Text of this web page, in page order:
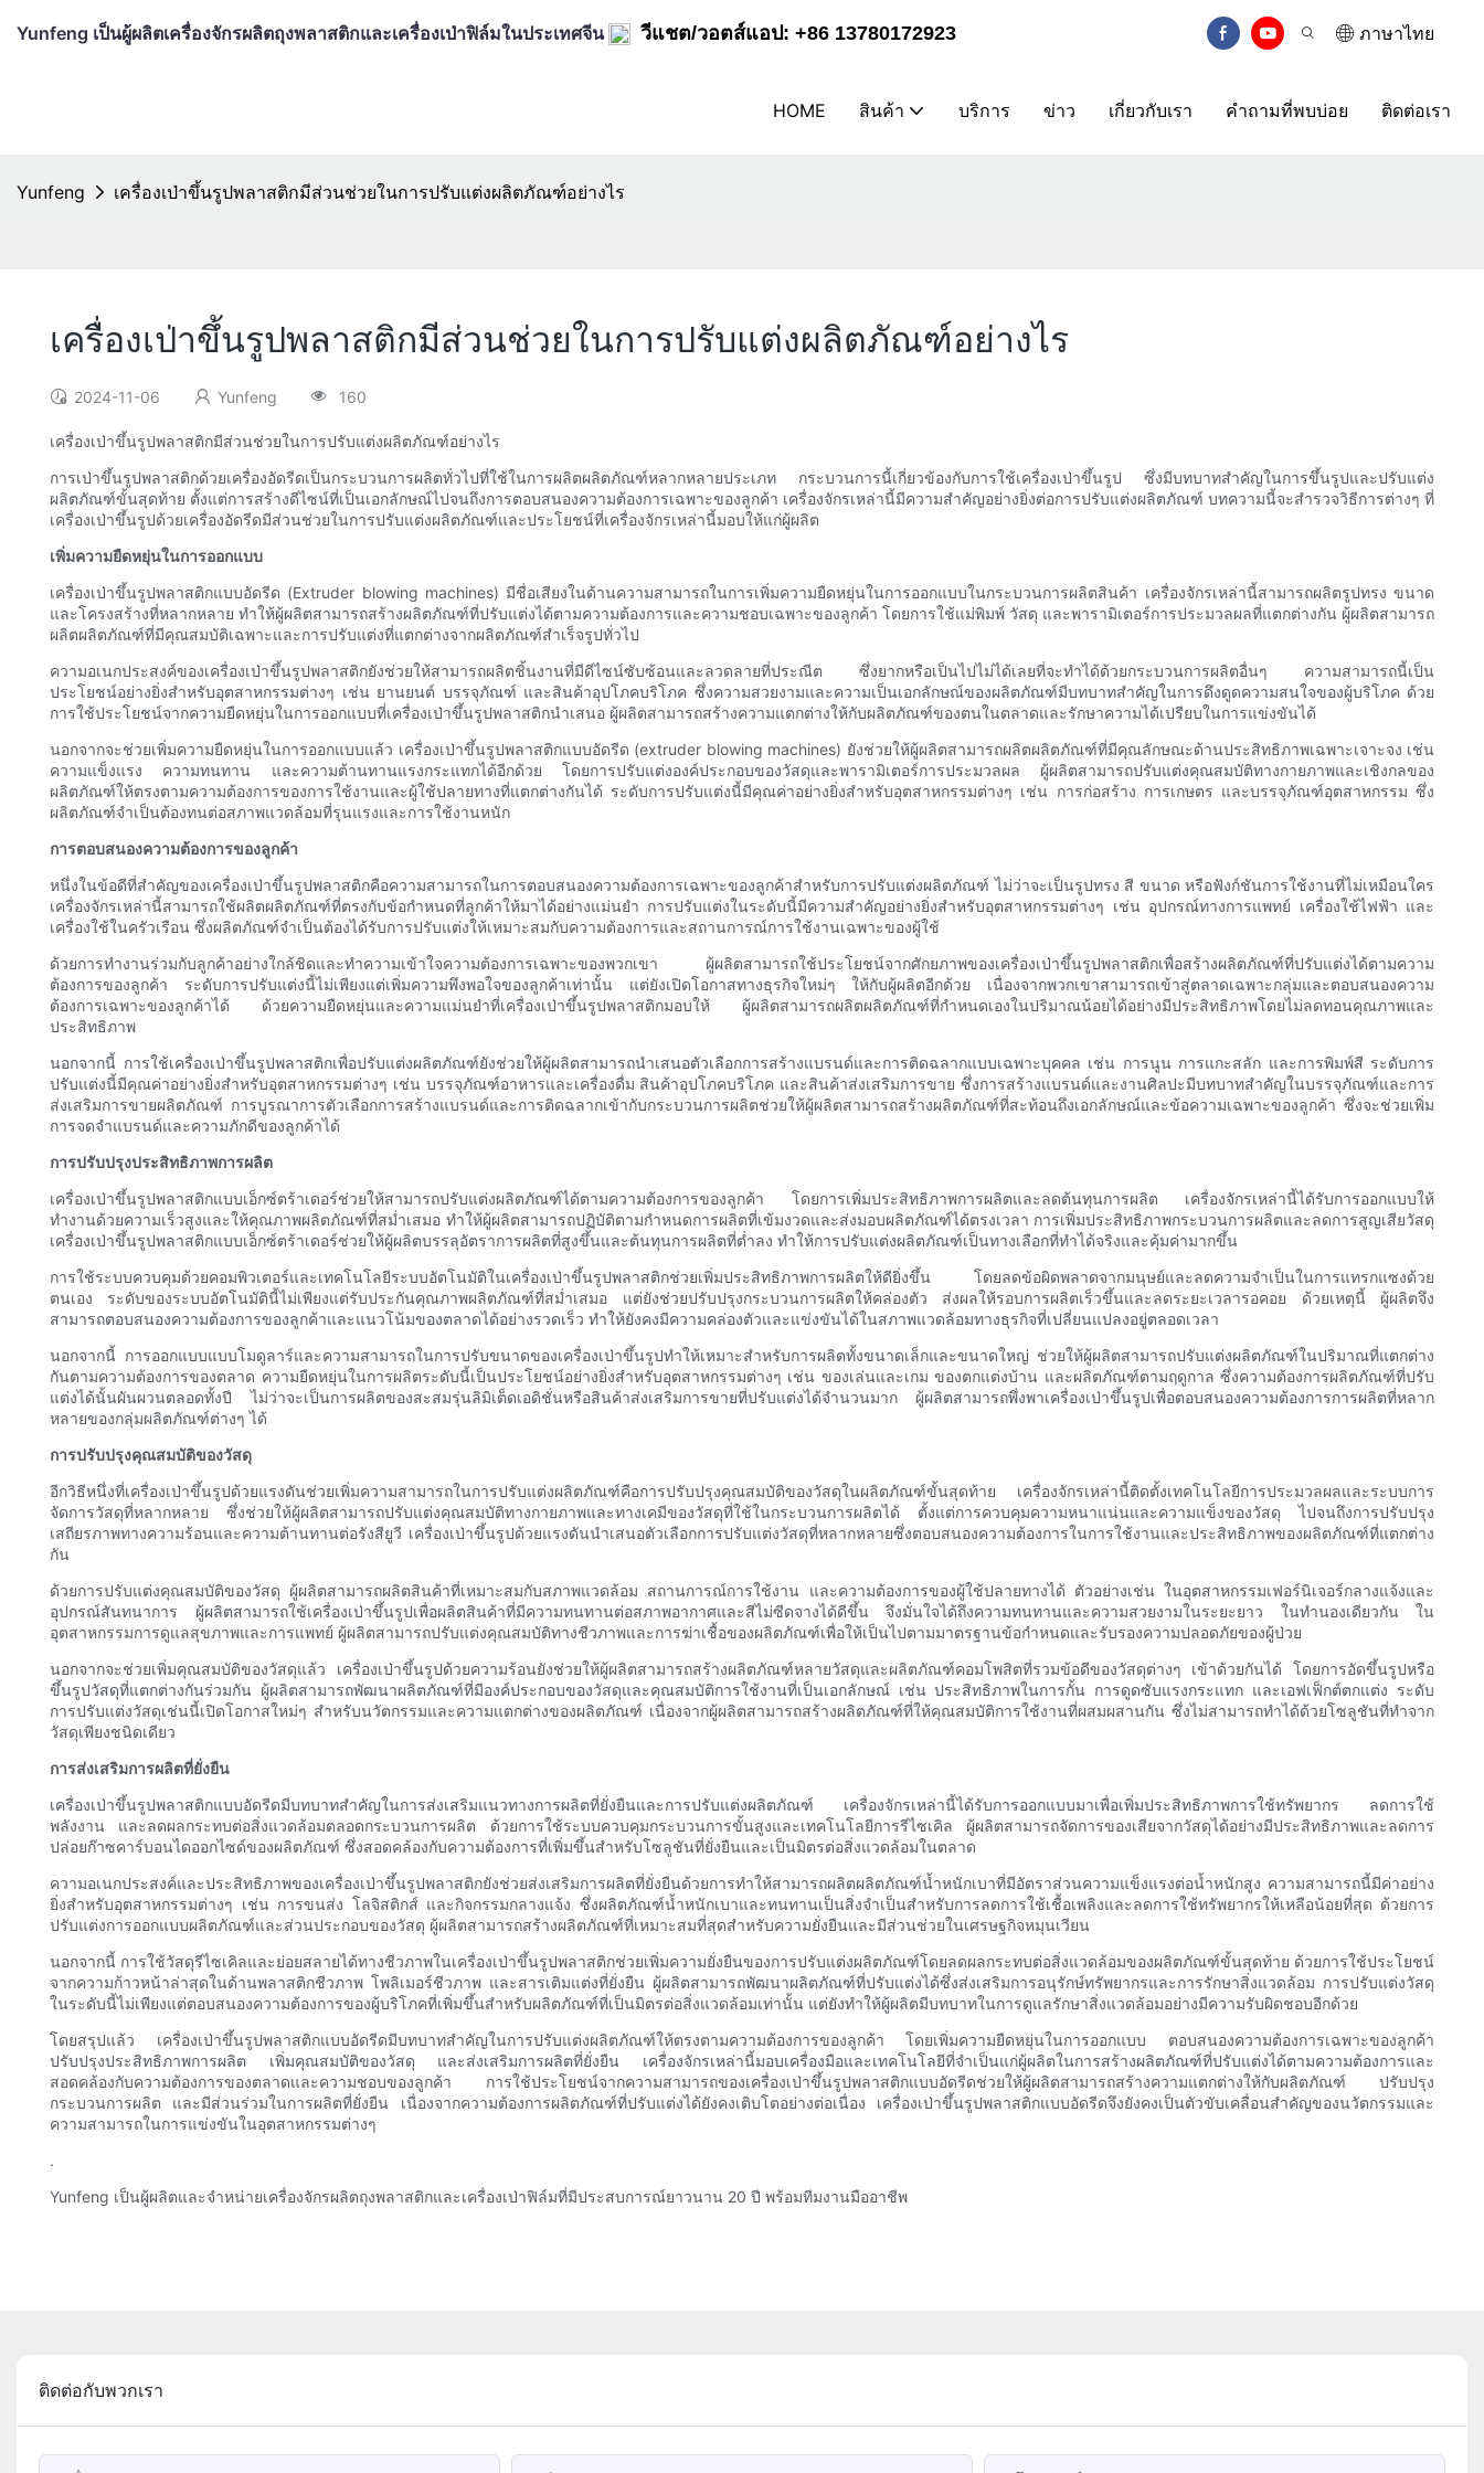
Yunfeng เป็นผู้ผลิตเครื่องจักรผลิตถุงพลาสติกและเครื่องเป่าฟิล์มในประเทศจีน วีแชต/วอตส์แอป: +86 13780172923 ภาษาไทย
HOME สินค้า บริการ ข่าว เกี่ยวกับเรา คำถามที่พบบ่อย ติดต่อเรา
Yunfeng เครื่องเป่าขึ้นรูปพลาสติกมีส่วนช่วยในการปรับแต่งผลิตภัณฑ์อย่างไร
เครื่องเป่าขึ้นรูปพลาสติกมีส่วนช่วยในการปรับแต่งผลิตภัณฑ์อย่างไร
2024-11-06 Yunfeng 160
เครื่องเป่าขึ้นรูปพลาสติกมีส่วนช่วยในการปรับแต่งผลิตภัณฑ์อย่างไร
การเป่าขึ้นรูปพลาสติกด้วยเครื่องอัดรีดเป็นกระบวนการผลิตทั่วไปที่ใช้ในการผลิตผลิตภัณฑ์หลากหลายประเภท กระบวนการนี้เกี่ยวข้องกับการใช้เครื่องเป่าขึ้นรูป ซึ่งมีบทบาทสำคัญในการขึ้นรูปและปรับแต่ง
ผลิตภัณฑ์ขั้นสุดท้าย ตั้งแต่การสร้างดีไซน์ที่เป็นเอกลักษณ์ไปจนถึงการตอบสนองความต้องการเฉพาะของลูกค้า เครื่องจักรเหล่านี้มีความสำคัญอย่างยิ่งต่อการปรับแต่งผลิตภัณฑ์ บทความนี้จะสำรวจวิธีการต่างๆ ที่
เครื่องเป่าขึ้นรูปด้วยเครื่องอัดรีดมีส่วนช่วยในการปรับแต่งผลิตภัณฑ์และประโยชน์ที่เครื่องจักรเหล่านี้มอบให้แก่ผู้ผลิต
เพิ่มความยืดหยุ่นในการออกแบบ
เครื่องเป่าขึ้นรูปพลาสติกแบบอัดรีด (Extruder blowing machines) มีชื่อเสียงในด้านความสามารถในการเพิ่มความยืดหยุ่นในการออกแบบในกระบวนการผลิตสินค้า เครื่องจักรเหล่านี้สามารถผลิตรูปทรง ขนาด
และโครงสร้างที่หลากหลาย ทำให้ผู้ผลิตสามารถสร้างผลิตภัณฑ์ที่ปรับแต่งได้ตามความต้องการและความชอบเฉพาะของลูกค้า โดยการใช้แม่พิมพ์ วัสดุ และพารามิเตอร์การประมวลผลที่แตกต่างกัน ผู้ผลิตสามารถ
ผลิตผลิตภัณฑ์ที่มีคุณสมบัติเฉพาะและการปรับแต่งที่แตกต่างจากผลิตภัณฑ์สำเร็จรูปทั่วไป
ความอเนกประสงค์ของเครื่องเป่าขึ้นรูปพลาสติกยังช่วยให้สามารถผลิตชิ้นงานที่มีดีไซน์ซับซ้อนและลวดลายที่ประณีต ซึ่งยากหรือเป็นไปไม่ได้เลยที่จะทำได้ด้วยกระบวนการผลิตอื่นๆ ความสามารถนี้เป็น
ประโยชน์อย่างยิ่งสำหรับอุตสาหกรรมต่างๆ เช่น ยานยนต์ บรรจุภัณฑ์ และสินค้าอุปโภคบริโภค ซึ่งความสวยงามและความเป็นเอกลักษณ์ของผลิตภัณฑ์มีบทบาทสำคัญในการดึงดูดความสนใจของผู้บริโภค ด้วย
การใช้ประโยชน์จากความยืดหยุ่นในการออกแบบที่เครื่องเป่าขึ้นรูปพลาสติกนำเสนอ ผู้ผลิตสามารถสร้างความแตกต่างให้กับผลิตภัณฑ์ของตนในตลาดและรักษาความได้เปรียบในการแข่งขันได้
นอกจากจะช่วยเพิ่มความยืดหยุ่นในการออกแบบแล้ว เครื่องเป่าขึ้นรูปพลาสติกแบบอัดรีด (extruder blowing machines) ยังช่วยให้ผู้ผลิตสามารถผลิตผลิตภัณฑ์ที่มีคุณลักษณะด้านประสิทธิภาพเฉพาะเจาะจง เช่น
ความแข็งแรง ความทนทาน และความต้านทานแรงกระแทกได้อีกด้วย โดยการปรับแต่งองค์ประกอบของวัสดุและพารามิเตอร์การประมวลผล ผู้ผลิตสามารถปรับแต่งคุณสมบัติทางกายภาพและเชิงกลของ
ผลิตภัณฑ์ให้ตรงตามความต้องการของการใช้งานและผู้ใช้ปลายทางที่แตกต่างกันได้ ระดับการปรับแต่งนี้มีคุณค่าอย่างยิ่งสำหรับอุตสาหกรรมต่างๆ เช่น การก่อสร้าง การเกษตร และบรรจุภัณฑ์อุตสาหกรรม ซึ่ง
ผลิตภัณฑ์จำเป็นต้องทนต่อสภาพแวดล้อมที่รุนแรงและการใช้งานหนัก
การตอบสนองความต้องการของลูกค้า
หนึ่งในข้อดีที่สำคัญของเครื่องเป่าขึ้นรูปพลาสติกคือความสามารถในการตอบสนองความต้องการเฉพาะของลูกค้าสำหรับการปรับแต่งผลิตภัณฑ์ ไม่ว่าจะเป็นรูปทรง สี ขนาด หรือฟังก์ชันการใช้งานที่ไม่เหมือนใคร
เครื่องจักรเหล่านี้สามารถใช้ผลิตผลิตภัณฑ์ที่ตรงกับข้อกำหนดที่ลูกค้าให้มาได้อย่างแม่นยำ การปรับแต่งในระดับนี้มีความสำคัญอย่างยิ่งสำหรับอุตสาหกรรมต่างๆ เช่น อุปกรณ์ทางการแพทย์ เครื่องใช้ไฟฟ้า และ
เครื่องใช้ในครัวเรือน ซึ่งผลิตภัณฑ์จำเป็นต้องได้รับการปรับแต่งให้เหมาะสมกับความต้องการและสถานการณ์การใช้งานเฉพาะของผู้ใช้
ด้วยการทำงานร่วมกับลูกค้าอย่างใกล้ชิดและทำความเข้าใจความต้องการเฉพาะของพวกเขา ผู้ผลิตสามารถใช้ประโยชน์จากศักยภาพของเครื่องเป่าขึ้นรูปพลาสติกเพื่อสร้างผลิตภัณฑ์ที่ปรับแต่งได้ตามความ
ต้องการของลูกค้า ระดับการปรับแต่งนี้ไม่เพียงแต่เพิ่มความพึงพอใจของลูกค้าเท่านั้น แต่ยังเปิดโอกาสทางธุรกิจใหม่ๆ ให้กับผู้ผลิตอีกด้วย เนื่องจากพวกเขาสามารถเข้าสู่ตลาดเฉพาะกลุ่มและตอบสนองความ
ต้องการเฉพาะของลูกค้าได้ ด้วยความยืดหยุ่นและความแม่นยำที่เครื่องเป่าขึ้นรูปพลาสติกมอบให้ ผู้ผลิตสามารถผลิตผลิตภัณฑ์ที่กำหนดเองในปริมาณน้อยได้อย่างมีประสิทธิภาพโดยไม่ลดทอนคุณภาพและ
ประสิทธิภาพ
นอกจากนี้ การใช้เครื่องเป่าขึ้นรูปพลาสติกเพื่อปรับแต่งผลิตภัณฑ์ยังช่วยให้ผู้ผลิตสามารถนำเสนอตัวเลือกการสร้างแบรนด์และการติดฉลากแบบเฉพาะบุคคล เช่น การนูน การแกะสลัก และการพิมพ์สี ระดับการ
ปรับแต่งนี้มีคุณค่าอย่างยิ่งสำหรับอุตสาหกรรมต่างๆ เช่น บรรจุภัณฑ์อาหารและเครื่องดื่ม สินค้าอุปโภคบริโภค และสินค้าส่งเสริมการขาย ซึ่งการสร้างแบรนด์และงานศิลปะมีบทบาทสำคัญในบรรจุภัณฑ์และการ
ส่งเสริมการขายผลิตภัณฑ์ การบูรณาการตัวเลือกการสร้างแบรนด์และการติดฉลากเข้ากับกระบวนการผลิตช่วยให้ผู้ผลิตสามารถสร้างผลิตภัณฑ์ที่สะท้อนถึงเอกลักษณ์และข้อความเฉพาะของลูกค้า ซึ่งจะช่วยเพิ่ม
การจดจำแบรนด์และความภักดีของลูกค้าได้
การปรับปรุงประสิทธิภาพการผลิต
เครื่องเป่าขึ้นรูปพลาสติกแบบเอ็กซ์ตร้าเดอร์ช่วยให้สามารถปรับแต่งผลิตภัณฑ์ได้ตามความต้องการของลูกค้า โดยการเพิ่มประสิทธิภาพการผลิตและลดต้นทุนการผลิต เครื่องจักรเหล่านี้ได้รับการออกแบบให้
ทำงานด้วยความเร็วสูงและให้คุณภาพผลิตภัณฑ์ที่สม่ำเสมอ ทำให้ผู้ผลิตสามารถปฏิบัติตามกำหนดการผลิตที่เข้มงวดและส่งมอบผลิตภัณฑ์ได้ตรงเวลา การเพิ่มประสิทธิภาพกระบวนการผลิตและลดการสูญเสียวัสดุ
เครื่องเป่าขึ้นรูปพลาสติกแบบเอ็กซ์ตร้าเดอร์ช่วยให้ผู้ผลิตบรรลุอัตราการผลิตที่สูงขึ้นและต้นทุนการผลิตที่ต่ำลง ทำให้การปรับแต่งผลิตภัณฑ์เป็นทางเลือกที่ทำได้จริงและคุ้มค่ามากขึ้น
การใช้ระบบควบคุมด้วยคอมพิวเตอร์และเทคโนโลยีระบบอัตโนมัติในเครื่องเป่าขึ้นรูปพลาสติกช่วยเพิ่มประสิทธิภาพการผลิตให้ดียิ่งขึ้น โดยลดข้อผิดพลาดจากมนุษย์และลดความจำเป็นในการแทรกแซงด้วย
ตนเอง ระดับของระบบอัตโนมัตินี้ไม่เพียงแต่รับประกันคุณภาพผลิตภัณฑ์ที่สม่ำเสมอ แต่ยังช่วยปรับปรุงกระบวนการผลิตให้คล่องตัว ส่งผลให้รอบการผลิตเร็วขึ้นและลดระยะเวลารอคอย ด้วยเหตุนี้ ผู้ผลิตจึง
สามารถตอบสนองความต้องการของลูกค้าและแนวโน้มของตลาดได้อย่างรวดเร็ว ทำให้ยังคงมีความคล่องตัวและแข่งขันได้ในสภาพแวดล้อมทางธุรกิจที่เปลี่ยนแปลงอยู่ตลอดเวลา
นอกจากนี้ การออกแบบแบบโมดูลาร์และความสามารถในการปรับขนาดของเครื่องเป่าขึ้นรูปทำให้เหมาะสำหรับการผลิตทั้งขนาดเล็กและขนาดใหญ่ ช่วยให้ผู้ผลิตสามารถปรับแต่งผลิตภัณฑ์ในปริมาณที่แตกต่าง
กันตามความต้องการของตลาด ความยืดหยุ่นในการผลิตระดับนี้เป็นประโยชน์อย่างยิ่งสำหรับอุตสาหกรรมต่างๆ เช่น ของเล่นและเกม ของตกแต่งบ้าน และผลิตภัณฑ์ตามฤดูกาล ซึ่งความต้องการผลิตภัณฑ์ที่ปรับ
แต่งได้นั้นผันผวนตลอดทั้งปี ไม่ว่าจะเป็นการผลิตของสะสมรุ่นลิมิเต็ดเอดิชั่นหรือสินค้าส่งเสริมการขายที่ปรับแต่งได้จำนวนมาก ผู้ผลิตสามารถพึ่งพาเครื่องเป่าขึ้นรูปเพื่อตอบสนองความต้องการการผลิตที่หลาก
หลายของกลุ่มผลิตภัณฑ์ต่างๆ ได้
การปรับปรุงคุณสมบัติของวัสดุ
อีกวิธีหนึ่งที่เครื่องเป่าขึ้นรูปด้วยแรงดันช่วยเพิ่มความสามารถในการปรับแต่งผลิตภัณฑ์คือการปรับปรุงคุณสมบัติของวัสดุในผลิตภัณฑ์ขั้นสุดท้าย เครื่องจักรเหล่านี้ติดตั้งเทคโนโลยีการประมวลผลและระบบการ
จัดการวัสดุที่หลากหลาย ซึ่งช่วยให้ผู้ผลิตสามารถปรับแต่งคุณสมบัติทางกายภาพและทางเคมีของวัสดุที่ใช้ในกระบวนการผลิตได้ ตั้งแต่การควบคุมความหนาแน่นและความแข็งของวัสดุ ไปจนถึงการปรับปรุง
เสถียรภาพทางความร้อนและความต้านทานต่อรังสียูวี เครื่องเป่าขึ้นรูปด้วยแรงดันนำเสนอตัวเลือกการปรับแต่งวัสดุที่หลากหลายซึ่งตอบสนองความต้องการในการใช้งานและประสิทธิภาพของผลิตภัณฑ์ที่แตกต่าง
กัน
ด้วยการปรับแต่งคุณสมบัติของวัสดุ ผู้ผลิตสามารถผลิตสินค้าที่เหมาะสมกับสภาพแวดล้อม สถานการณ์การใช้งาน และความต้องการของผู้ใช้ปลายทางได้ ตัวอย่างเช่น ในอุตสาหกรรมเฟอร์นิเจอร์กลางแจ้งและ
อุปกรณ์สันทนาการ ผู้ผลิตสามารถใช้เครื่องเป่าขึ้นรูปเพื่อผลิตสินค้าที่มีความทนทานต่อสภาพอากาศและสีไม่ซีดจางได้ดีขึ้น จึงมั่นใจได้ถึงความทนทานและความสวยงามในระยะยาว ในทำนองเดียวกัน ใน
อุตสาหกรรมการดูแลสุขภาพและการแพทย์ ผู้ผลิตสามารถปรับแต่งคุณสมบัติทางชีวภาพและการฆ่าเชื้อของผลิตภัณฑ์เพื่อให้เป็นไปตามมาตรฐานข้อกำหนดและรับรองความปลอดภัยของผู้ป่วย
นอกจากจะช่วยเพิ่มคุณสมบัติของวัสดุแล้ว เครื่องเป่าขึ้นรูปด้วยความร้อนยังช่วยให้ผู้ผลิตสามารถสร้างผลิตภัณฑ์หลายวัสดุและผลิตภัณฑ์คอมโพสิตที่รวมข้อดีของวัสดุต่างๆ เข้าด้วยกันได้ โดยการอัดขึ้นรูปหรือ
ขึ้นรูปวัสดุที่แตกต่างกันร่วมกัน ผู้ผลิตสามารถพัฒนาผลิตภัณฑ์ที่มีองค์ประกอบของวัสดุและคุณสมบัติการใช้งานที่เป็นเอกลักษณ์ เช่น ประสิทธิภาพในการกั้น การดูดซับแรงกระแทก และเอฟเฟ็กต์ตกแต่ง ระดับ
การปรับแต่งวัสดุเช่นนี้เปิดโอกาสใหม่ๆ สำหรับนวัตกรรมและความแตกต่างของผลิตภัณฑ์ เนื่องจากผู้ผลิตสามารถสร้างผลิตภัณฑ์ที่ให้คุณสมบัติการใช้งานที่ผสมผสานกัน ซึ่งไม่สามารถทำได้ด้วยโซลูชันที่ทำจาก
วัสดุเพียงชนิดเดียว
การส่งเสริมการผลิตที่ยั่งยืน
เครื่องเป่าขึ้นรูปพลาสติกแบบอัดรีดมีบทบาทสำคัญในการส่งเสริมแนวทางการผลิตที่ยั่งยืนและการปรับแต่งผลิตภัณฑ์ เครื่องจักรเหล่านี้ได้รับการออกแบบมาเพื่อเพิ่มประสิทธิภาพการใช้ทรัพยากร ลดการใช้
พลังงาน และลดผลกระทบต่อสิ่งแวดล้อมตลอดกระบวนการผลิต ด้วยการใช้ระบบควบคุมกระบวนการขั้นสูงและเทคโนโลยีการรีไซเคิล ผู้ผลิตสามารถจัดการของเสียจากวัสดุได้อย่างมีประสิทธิภาพและลดการ
ปล่อยก๊าซคาร์บอนไดออกไซด์ของผลิตภัณฑ์ ซึ่งสอดคล้องกับความต้องการที่เพิ่มขึ้นสำหรับโซลูชันที่ยั่งยืนและเป็นมิตรต่อสิ่งแวดล้อมในตลาด
ความอเนกประสงค์และประสิทธิภาพของเครื่องเป่าขึ้นรูปพลาสติกยังช่วยส่งเสริมการผลิตที่ยั่งยืนด้วยการทำให้สามารถผลิตผลิตภัณฑ์น้ำหนักเบาที่มีอัตราส่วนความแข็งแรงต่อน้ำหนักสูง ความสามารถนี้มีค่าอย่าง
ยิ่งสำหรับอุตสาหกรรมต่างๆ เช่น การขนส่ง โลจิสติกส์ และกิจกรรมกลางแจ้ง ซึ่งผลิตภัณฑ์น้ำหนักเบาและทนทานเป็นสิ่งจำเป็นสำหรับการลดการใช้เชื้อเพลิงและลดการใช้ทรัพยากรให้เหลือน้อยที่สุด ด้วยการ
ปรับแต่งการออกแบบผลิตภัณฑ์และส่วนประกอบของวัสดุ ผู้ผลิตสามารถสร้างผลิตภัณฑ์ที่เหมาะสมที่สุดสำหรับความยั่งยืนและมีส่วนช่วยในเศรษฐกิจหมุนเวียน
นอกจากนี้ การใช้วัสดุรีไซเคิลและย่อยสลายได้ทางชีวภาพในเครื่องเป่าขึ้นรูปพลาสติกช่วยเพิ่มความยั่งยืนของการปรับแต่งผลิตภัณฑ์โดยลดผลกระทบต่อสิ่งแวดล้อมของผลิตภัณฑ์ขั้นสุดท้าย ด้วยการใช้ประโยชน์
จากความก้าวหน้าล่าสุดในด้านพลาสติกชีวภาพ โพลิเมอร์ชีวภาพ และสารเติมแต่งที่ยั่งยืน ผู้ผลิตสามารถพัฒนาผลิตภัณฑ์ที่ปรับแต่งได้ซึ่งส่งเสริมการอนุรักษ์ทรัพยากรและการรักษาสิ่งแวดล้อม การปรับแต่งวัสดุ
ในระดับนี้ไม่เพียงแต่ตอบสนองความต้องการของผู้บริโภคที่เพิ่มขึ้นสำหรับผลิตภัณฑ์ที่เป็นมิตรต่อสิ่งแวดล้อมเท่านั้น แต่ยังทำให้ผู้ผลิตมีบทบาทในการดูแลรักษาสิ่งแวดล้อมอย่างมีความรับผิดชอบอีกด้วย
โดยสรุปแล้ว เครื่องเป่าขึ้นรูปพลาสติกแบบอัดรีดมีบทบาทสำคัญในการปรับแต่งผลิตภัณฑ์ให้ตรงตามความต้องการของลูกค้า โดยเพิ่มความยืดหยุ่นในการออกแบบ ตอบสนองความต้องการเฉพาะของลูกค้า
ปรับปรุงประสิทธิภาพการผลิต เพิ่มคุณสมบัติของวัสดุ และส่งเสริมการผลิตที่ยั่งยืน เครื่องจักรเหล่านี้มอบเครื่องมือและเทคโนโลยีที่จำเป็นแก่ผู้ผลิตในการสร้างผลิตภัณฑ์ที่ปรับแต่งได้ตามความต้องการและ
สอดคล้องกับความต้องการของตลาดและความชอบของลูกค้า การใช้ประโยชน์จากความสามารถของเครื่องเป่าขึ้นรูปพลาสติกแบบอัดรีดช่วยให้ผู้ผลิตสามารถสร้างความแตกต่างให้กับผลิตภัณฑ์ ปรับปรุง
กระบวนการผลิต และมีส่วนร่วมในการผลิตที่ยั่งยืน เนื่องจากความต้องการผลิตภัณฑ์ที่ปรับแต่งได้ยังคงเติบโตอย่างต่อเนื่อง เครื่องเป่าขึ้นรูปพลาสติกแบบอัดรีดจึงยังคงเป็นตัวขับเคลื่อนสำคัญของนวัตกรรมและ
ความสามารถในการแข่งขันในอุตสาหกรรมต่างๆ
.
Yunfeng เป็นผู้ผลิตและจำหน่ายเครื่องจักรผลิตถุงพลาสติกและเครื่องเป่าฟิล์มที่มีประสบการณ์ยาวนาน 20 ปี พร้อมทีมงานมืออาชีพ
ติดต่อกับพวกเรา